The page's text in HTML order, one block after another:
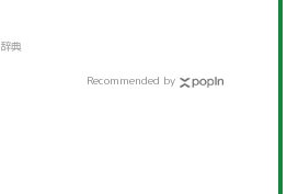
辞典
Recommended by